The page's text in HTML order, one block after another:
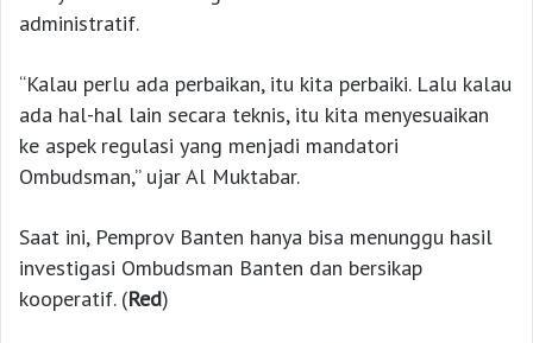
administratif.
“Kalau perlu ada perbaikan, itu kita perbaiki. Lalu kalau
ada hal-hal lain secara teknis, itu kita menyesuaikan
ke aspek regulasi yang menjadi mandatori
Ombudsman,” ujar Al Muktabar.
Saat ini, Pemprov Banten hanya bisa menunggu hasil
investigasi Ombudsman Banten dan bersikap
kooperatif. (Red)